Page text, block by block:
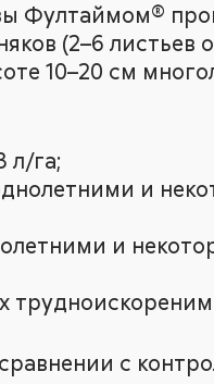
Фултаймом®
(2–6 листьев
10–20 см
л/га;
и
и
с